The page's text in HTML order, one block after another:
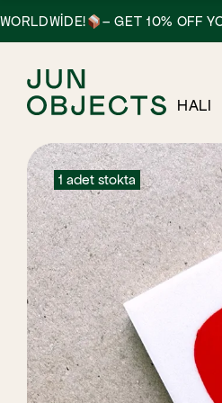
– GET 10% OFF YOUR
HALI
1 adet stokta